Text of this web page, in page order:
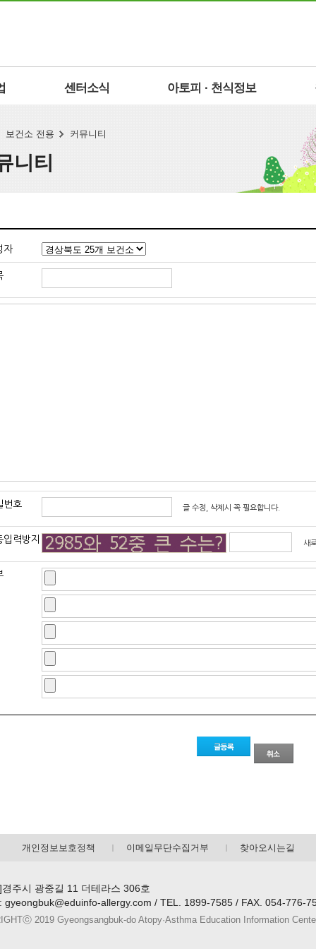
센터소식 아토피 · 천식정보
보건소 전용 커뮤니티
니티
자
번호 글 수정, 삭제시 꼭 필요합니다.
입력방지 새
개인정보보호정책 이메일무단수집거부 찾아오시는길
주시 광중길 11 더테라스 306호
gyeongbuk@eduinfo-allergy.com / TEL. 1899-7585 / FAX. 054-776-
2019 Gyeongsangbuk-do Atopy·Asthma Education Information